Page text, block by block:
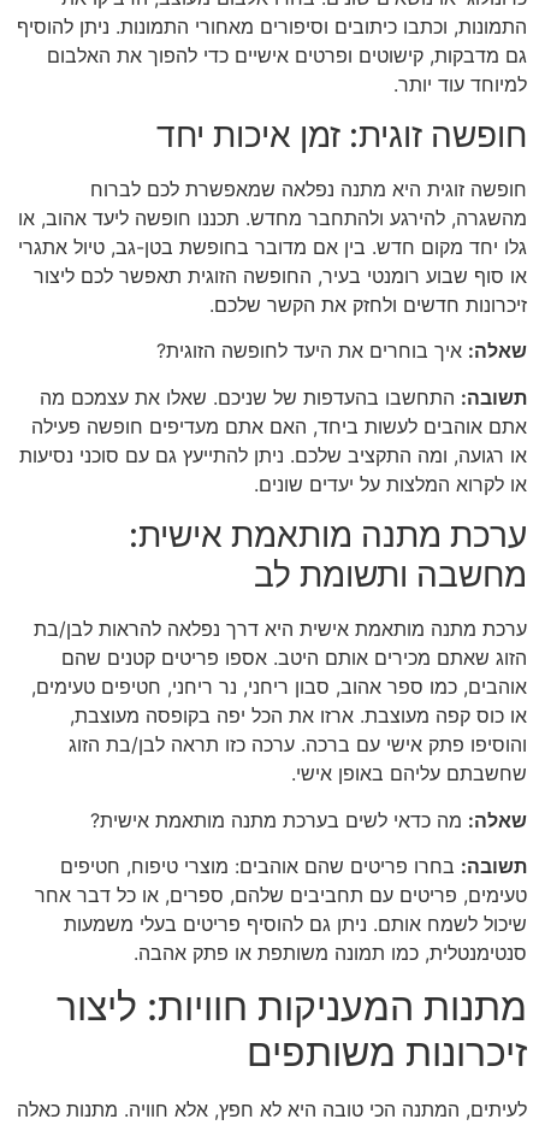
התמונות, וכתבו כיתובים וסיפורים מאחורי התמונות. ניתן להוסיף
גם מדבקות, קישוטים ופרטים אישיים כדי להפוך את האלבום
למיוחד עוד יותר.
חופשה זוגית: זמן איכות יחד
חופשה זוגית היא מתנה נפלאה שמאפשרת לכם לברוח
מהשגרה, להירגע ולהתחבר מחדש. תכננו חופשה ליעד אהוב, או
גלו יחד מקום חדש. בין אם מדובר בחופשת בטן-גב, טיול אתגרי
או סוף שבוע רומנטי בעיר, החופשה הזוגית תאפשר לכם ליצור
זיכרונות חדשים ולחזק את הקשר שלכם.
שאלה: איך בוחרים את היעד לחופשה הזוגית?
תשובה: התחשבו בהעדפות של שניכם. שאלו את עצמכם מה
אתם אוהבים לעשות ביחד, האם אתם מעדיפים חופשה פעילה
או רגועה, ומה התקציב שלכם. ניתן להתייעץ גם עם סוכני נסיעות
או לקרוא המלצות על יעדים שונים.
ערכת מתנה מותאמת אישית:
מחשבה ותשומת לב
ערכת מתנה מותאמת אישית היא דרך נפלאה להראות לבן/בת
הזוג שאתם מכירים אותם היטב. אספו פריטים קטנים שהם
אוהבים, כמו ספר אהוב, סבון ריחני, נר ריחני, חטיפים טעימים,
או כוס קפה מעוצבת. ארזו את הכל יפה בקופסה מעוצבת,
והוסיפו פתק אישי עם ברכה. ערכה כזו תראה לבן/בת הזוג
שחשבתם עליהם באופן אישי.
שאלה: מה כדאי לשים בערכת מתנה מותאמת אישית?
תשובה: בחרו פריטים שהם אוהבים: מוצרי טיפוח, חטיפים
טעימים, פריטים עם תחביבים שלהם, ספרים, או כל דבר אחר
שיכול לשמח אותם. ניתן גם להוסיף פריטים בעלי משמעות
סנטימנטלית, כמו תמונה משותפת או פתק אהבה.
מתנות המעניקות חוויות: ליצור
זיכרונות משותפים
לעיתים, המתנה הכי טובה היא לא חפץ, אלא חוויה. מתנות כאלה